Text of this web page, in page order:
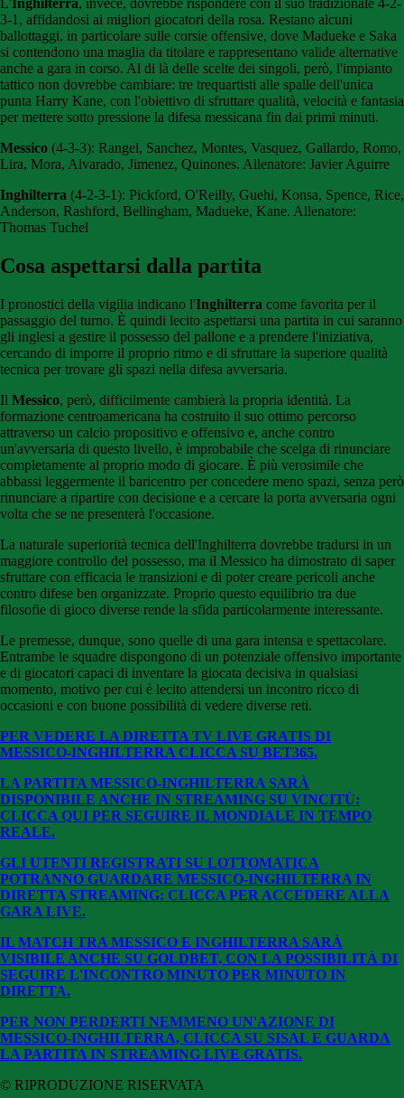
L'Inghilterra, invece, dovrebbe rispondere con il suo tradizionale 4-2-
3-1, affidandosi ai migliori giocatori della rosa. Restano alcuni
ballottaggi, in particolare sulle corsie offensive, dove Madueke e Saka
si contendono una maglia da titolare e rappresentano valide alternative
anche a gara in corso. Al di là delle scelte dei singoli, però, l'impianto
tattico non dovrebbe cambiare: tre trequartisti alle spalle dell'unica
punta Harry Kane, con l'obiettivo di sfruttare qualità, velocità e fantasia
per mettere sotto pressione la difesa messicana fin dai primi minuti.
Messico (4-3-3): Rangel, Sanchez, Montes, Vasquez, Gallardo, Romo,
Lira, Mora, Alvarado, Jimenez, Quinones. Allenatore: Javier Aguirre
Inghilterra (4-2-3-1): Pickford, O'Reilly, Guehi, Konsa, Spence, Rice,
Anderson, Rashford, Bellingham, Madueke, Kane. Allenatore:
Thomas Tuchel
Cosa aspettarsi dalla partita
I pronostici della vigilia indicano l'Inghilterra come favorita per il
passaggio del turno. È quindi lecito aspettarsi una partita in cui saranno
gli inglesi a gestire il possesso del pallone e a prendere l'iniziativa,
cercando di imporre il proprio ritmo e di sfruttare la superiore qualità
tecnica per trovare gli spazi nella difesa avversaria.
Il Messico, però, difficilmente cambierà la propria identità. La
formazione centroamericana ha costruito il suo ottimo percorso
attraverso un calcio propositivo e offensivo e, anche contro
un'avversaria di questo livello, è improbabile che scelga di rinunciare
completamente al proprio modo di giocare. È più verosimile che
abbassi leggermente il baricentro per concedere meno spazi, senza però
rinunciare a ripartire con decisione e a cercare la porta avversaria ogni
volta che se ne presenterà l'occasione.
La naturale superiorità tecnica dell'Inghilterra dovrebbe tradursi in un
maggiore controllo del possesso, ma il Messico ha dimostrato di saper
sfruttare con efficacia le transizioni e di poter creare pericoli anche
contro difese ben organizzate. Proprio questo equilibrio tra due
filosofie di gioco diverse rende la sfida particolarmente interessante.
Le premesse, dunque, sono quelle di una gara intensa e spettacolare.
Entrambe le squadre dispongono di un potenziale offensivo importante
e di giocatori capaci di inventare la giocata decisiva in qualsiasi
momento, motivo per cui è lecito attendersi un incontro ricco di
occasioni e con buone possibilità di vedere diverse reti.
PER VEDERE LA DIRETTA TV LIVE GRATIS DI
MESSICO-INGHILTERRA CLICCA SU BET365.
LA PARTITA MESSICO-INGHILTERRA SARÀ
DISPONIBILE ANCHE IN STREAMING SU VINCITÙ:
CLICCA QUI PER SEGUIRE IL MONDIALE IN TEMPO
REALE.
GLI UTENTI REGISTRATI SU LOTTOMATICA
POTRANNO GUARDARE MESSICO-INGHILTERRA IN
DIRETTA STREAMING: CLICCA PER ACCEDERE ALLA
GARA LIVE.
IL MATCH TRA MESSICO E INGHILTERRA SARÀ
VISIBILE ANCHE SU GOLDBET, CON LA POSSIBILITÀ DI
SEGUIRE L'INCONTRO MINUTO PER MINUTO IN
DIRETTA.
PER NON PERDERTI NEMMENO UN'AZIONE DI
MESSICO-INGHILTERRA, CLICCA SU SISAL E GUARDA
LA PARTITA IN STREAMING LIVE GRATIS.
© RIPRODUZIONE RISERVATA